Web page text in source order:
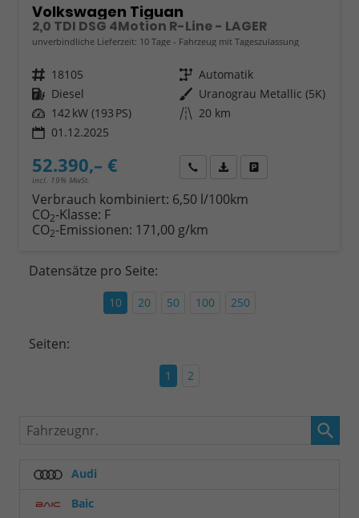
Volkswagen Tiguan
2,0 TDI DSG 4Motion R-Line - LAGER
unverbindliche Lieferzeit: 10 Tage Fahrzeug mit Tageszulassung
Fahrzeugnr. 18105 Getriebe Automatik
Kraftstoff Diesel Außenfarbe Uranograu Metallic (5K)
Leistung 142 kW (193 PS) Kilometerstand 20 km
01.12.2025
52.390,– €
incl. 19% MwSt.
Wir rufen Sie anFahrzeugexposé (PDF)
Verbrauch kombiniert: 6,50 l/100km
CO2-Klasse: F
CO2-Emissionen: 171,00 g/km
Datensätze pro Seite:
10 20 50 100 250
Seiten:
1 2
Fahrzeugnr.
Audi
Baic